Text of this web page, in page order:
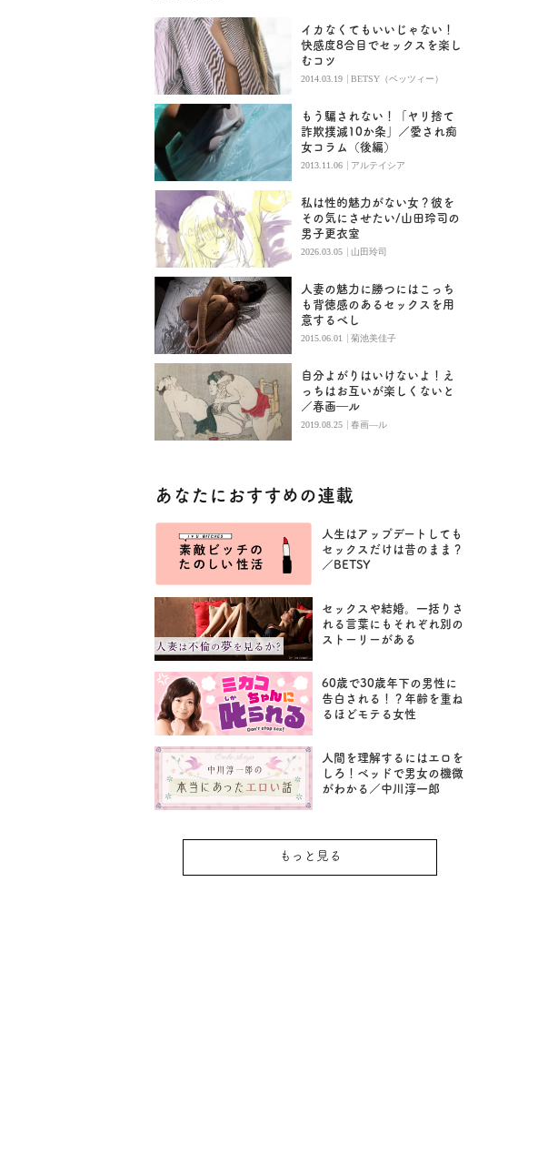
イカなくてもいいじゃない！
快感度8合目でセックスを楽し
むコツ
2014.03.19 | BETSY（ベッツィー）
もう騙されない！「ヤリ捨て
詐欺撲滅10か条」／愛され痴
女コラム（後編）
2013.11.06 | アルテイシア
私は性的魅力がない女？彼を
その気にさせたい/山田玲司の
男子更衣室
2026.03.05 | 山田玲司
人妻の魅力に勝つにはこっち
も背徳感のあるセックスを用
意するべし
2015.06.01 | 菊池美佳子
自分よがりはいけないよ！え
っちはお互いが楽しくないと
／春画―ル
2019.08.25 | 春画―ル
あなたにおすすめの連載
人生はアップデートしても
セックスだけは昔のまま？
／BETSY
セックスや結婚。一括りさ
れる言葉にもそれぞれ別の
ストーリーがある
60歳で30歳年下の男性に
告白される！？年齢を重ね
るほどモテる女性
人間を理解するにはエロを
しろ！ベッドで男女の機微
がわかる／中川淳一郎
もっと見る